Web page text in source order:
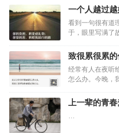
脚步，丈量着岁
圆缺，修行着生
都风撩清梦，雨
美好，真诚而踏
间、粗细叠加的
合着心性的浓淡
乐，火挠歌舞，
都隐藏着不起眼
一个人越过
看到一句很有道
于，眼里写满了
下委屈，喂大格
然。 生活不需要
人听，一个人安
生活，就足矣。
熟，自己越活越
几条？明白赚钱
致很累很累的
经常有人在夜听
怎么办。今晚，
验：考试还没开
有失误，就彻夜
恋人没及时回复
上一辈的青
…